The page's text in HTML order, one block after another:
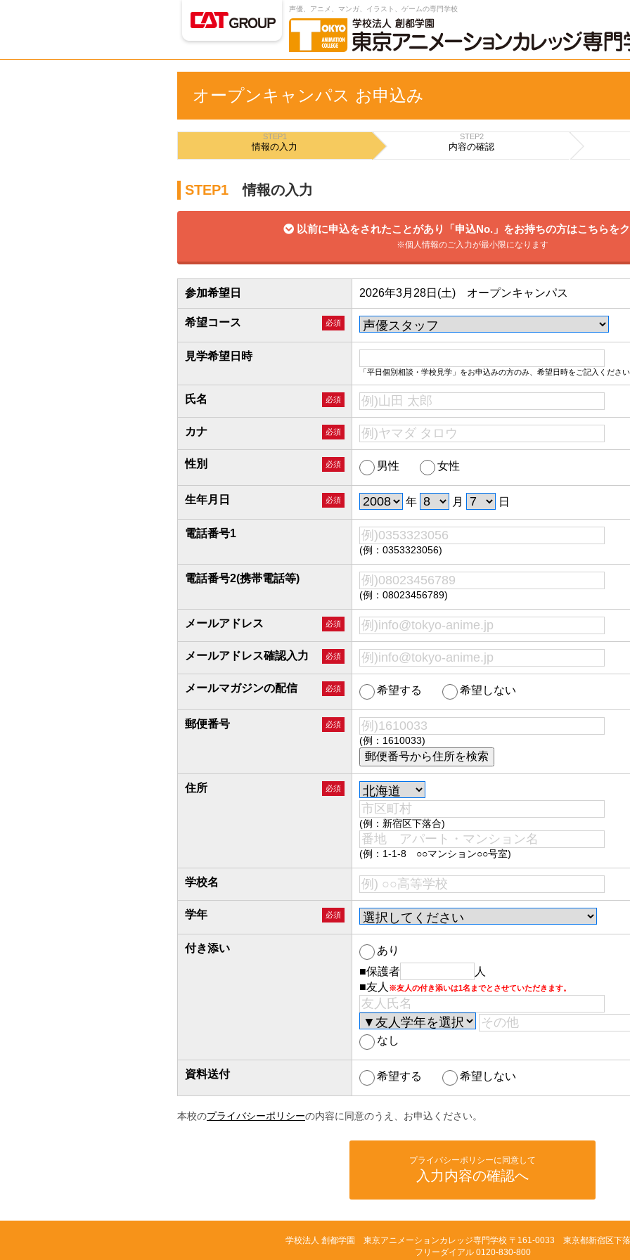
声優、アニメ、マンガ、イラスト、ゲームの専門学校
オープンキャンパス お申込み
STEP1
情報の 入力
STEP2
内容の確認
STEP1 情報の入力
以前に申込をされたことがあり「申込No.」をお持ちの方はこちらを
※個人情報のご入力が最小限になります
参加希望日 2026年3月28日(土) オープンキャンパス
希望コース 必須
見学希望日時
「平日個別相談・学校見学」をお申込みの方のみ、希望日時をご記入くださ
氏名 必須
カナ 必須
性別 必須 男性 女性
生年月日 必須 年 月 日
電話番号1
(例：0353323056)
電話番号2(携帯電話等)
(例：08023456789)
メールアドレス 必須
メールアドレス確認入力 必須
メールマガジンの配信 必須 希望する 希望しない
郵便番号 必須
(例：1610033)
住所 必須
(例：新宿区下落合)
(例：1-1-8 ○○マンション○○号室)
学校名
学年 必須
付き添い
あり
■保護者
人
■友人 ※友人の付き添いは1名までとさせていただきます。
なし
資料送付 希望する 希望しない
本校のプライバシーポリシーの内容に同意のうえ、お申込ください。
プライバシーポリシーに同意して
入力内容の確認へ
学校法人 創都学園 東京アニメーションカレッジ専門学校 〒161-0033 東京都新宿区下
フリーダイアル 0120-830-800